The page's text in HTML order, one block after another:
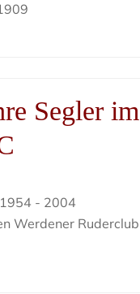
Segler im
1954 - 2004
Werdener Ruderclub